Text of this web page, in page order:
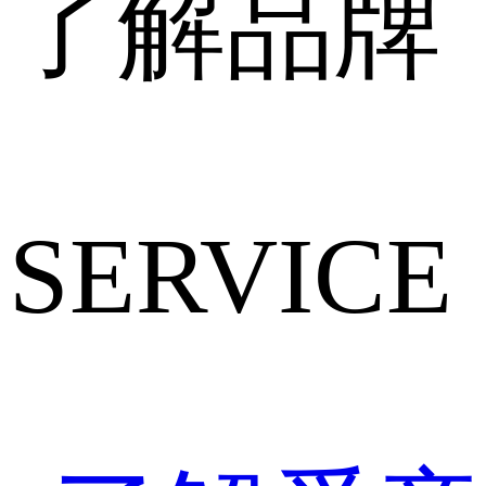
了解品牌
SERVICE